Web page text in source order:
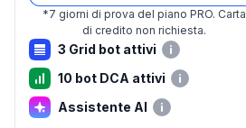
*7 giorni di prova del piano PRO. Carta
di credito non richiesta.
3 Grid bot attivi
10 bot DCA attivi
Assistente AI